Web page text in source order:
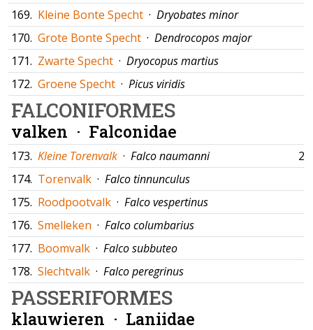
169. Kleine Bonte Specht · Dryobates minor
170. Grote Bonte Specht · Dendrocopos major
171. Zwarte Specht · Dryocopus martius
172. Groene Specht · Picus viridis
FALCONIFORMES
valken · Falconidae
173. Kleine Torenvalk · Falco naumanni
174. Torenvalk · Falco tinnunculus
175. Roodpootvalk · Falco vespertinus
176. Smelleken · Falco columbarius
177. Boomvalk · Falco subbuteo
178. Slechtvalk · Falco peregrinus
PASSERIFORMES
klauwieren · Laniidae